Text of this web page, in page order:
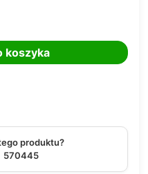
do koszyka
produktu?
570445